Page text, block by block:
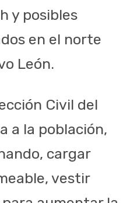
y posibles
en el norte
León.
Civil del
a la población,
, cargar
vestir